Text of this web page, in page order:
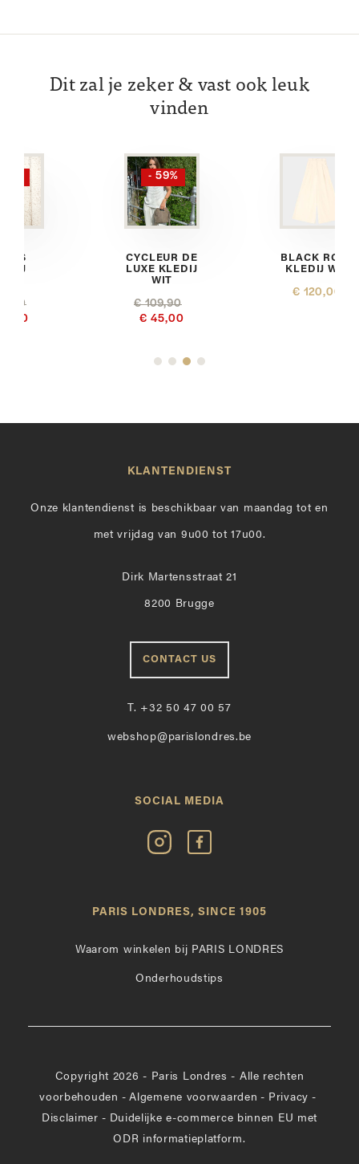
Dit zal je zeker & vast ook leuk
vinden
CYCLEUR DE
LUXE KLEDIJ
BLACK ROSE
KLEDIJ WIT
KLANTENDIENST
Onze klantendienst is beschikbaar van maandag tot en
met vrijdag van 9u00 tot 17u00.
Dirk Martensstraat 21
8200 Brugge
CONTACT US
T. +32 50 47 00 57
webshop@parislondres.be
SOCIAL MEDIA
Volg
Paris
Instagram
Vind
op
PARIS LONDRES, SINCE 1905
Waarom winkelen bij PARIS LONDRES
Onderhoudstips
Copyright 2026 - Paris Londres - Alle rechten
voorbehouden - Algemene voorwaarden - Privacy -
Disclaimer - Duidelijke e-commerce binnen EU met
ODR informatieplatform.